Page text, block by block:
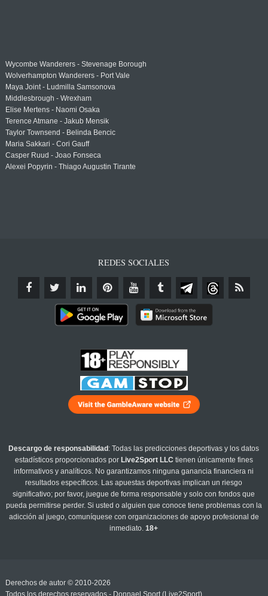
Wycombe Wanderers - Stevenage Borough
Wolverhampton Wanderers - Port Vale
Maya Joint - Ludmilla Samsonova
Middlesbrough - Wrexham
Elise Mertens - Naomi Osaka
Terence Atmane - Jakub Mensik
Taylor Townsend - Belinda Bencic
Maria Sakkari - Cori Gauff
Casper Ruud - Joao Fonseca
Alexei Popyrin - Thiago Augustin Tirante
REDES SOCIALES
Descargo de responsabilidad : Todas las predicciones deportivas y los datos
estadísticos proporcionados por Live2Sport LLC tienen únicamente fines
informativos y analíticos. No garantizamos ninguna ganancia financiera ni
resultados específicos. Las apuestas deportivas implican un riesgo
significativo; por favor, juegue de forma responsable y solo con fondos que
pueda permitirse perder. Si usted o alguien que conoce tiene problemas con la
adicción al juego, comuníquese con organizaciones de apoyo profesional de
inmediato.18+
Derechos de autor © 2010-2026